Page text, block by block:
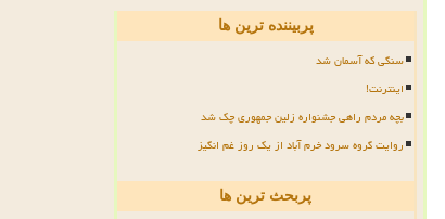
پربیننده ترین ها
سنگی که آسمان شد
اینترنت!
بچه مردم راهی جشنواره زلین جمهوری چک شد
روایت گروه سرود خرم آباد از یک روز غم انگیز
پربحث ترین ها